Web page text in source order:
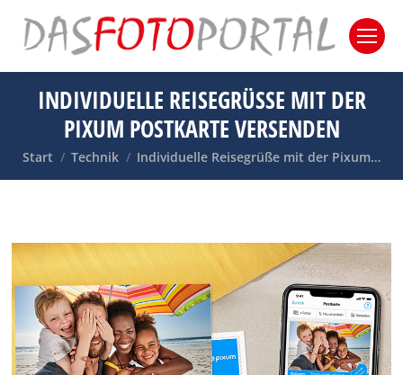
INDIVIDUELLE REISEGRÜSSE MIT DER P
IXUM POSTKARTE VERSENDEN
Sie befinden sich hier:
Start Technik Individuelle Reisegrüße mit der Pixum…